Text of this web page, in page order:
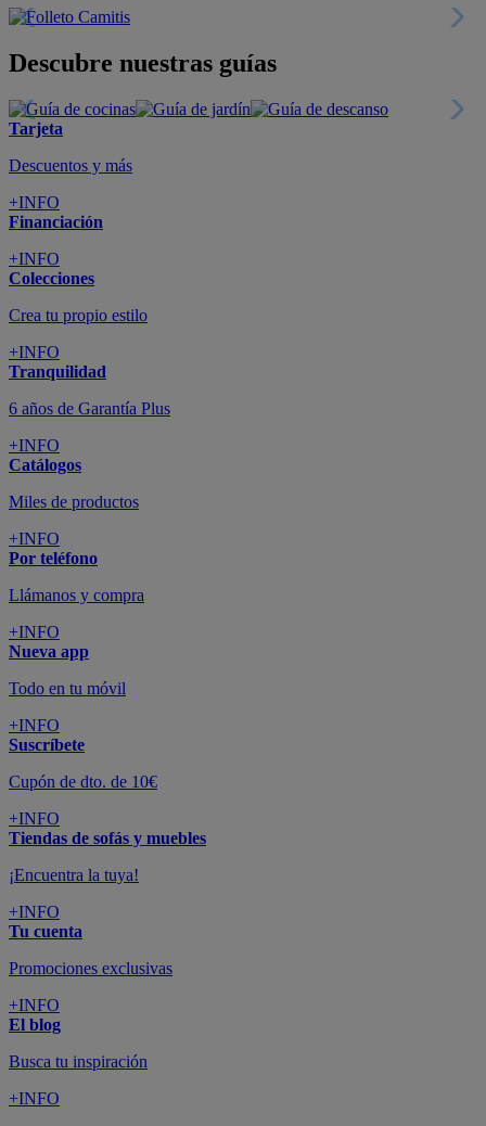
Descubre nuestras guías
Tarjeta
Descuentos y más
+INFO
Financiación
+INFO
Colecciones
Crea tu propio estilo
+INFO
Tranquilidad
6 años de Garantía Plus
+INFO
Catálogos
Miles de productos
+INFO
Por teléfono
Llámanos y compra
+INFO
Nueva app
Todo en tu móvil
+INFO
Suscríbete
Cupón de dto. de 10€
+INFO
Tiendas de sofás y muebles
¡Encuentra la tuya!
+INFO
Tu cuenta
Promociones exclusivas
+INFO
El blog
Busca tu inspiración
+INFO